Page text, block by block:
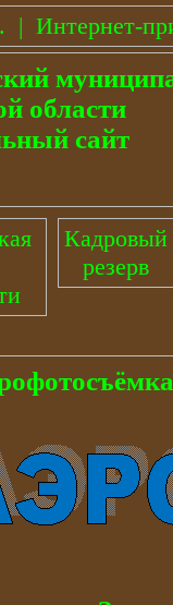
. | Интернет-
области
сайт
Кадровый
резерв